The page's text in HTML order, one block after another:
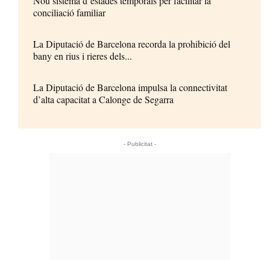
conciliació familiar
La Diputació de Barcelona recorda la prohibició del
bany en rius i rieres dels...
La Diputació de Barcelona impulsa la connectivitat
d’alta capacitat a Calonge de Segarra
- Publicitat -